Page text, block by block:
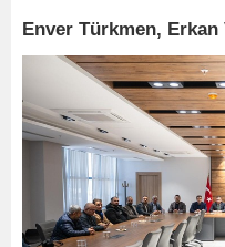
Enver Türkmen, Erkan